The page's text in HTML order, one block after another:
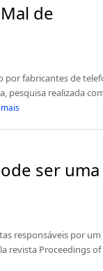
de
por fabricantes de
pesquisa realizada
ser uma
responsáveis por
revista Proceedings